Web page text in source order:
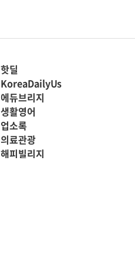
핫딜
KoreaDailyUs
에듀브리지
생활영어
업소록